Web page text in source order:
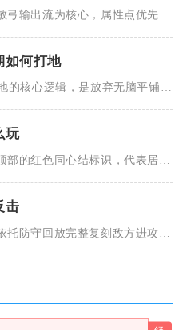
弓输出流为核心，属性点优先满
如何打地
的核心逻辑，是放弃无脑平铺低
玩
的红色同心结标识，代表居民
击
托防守回放完整复刻敌方进攻套